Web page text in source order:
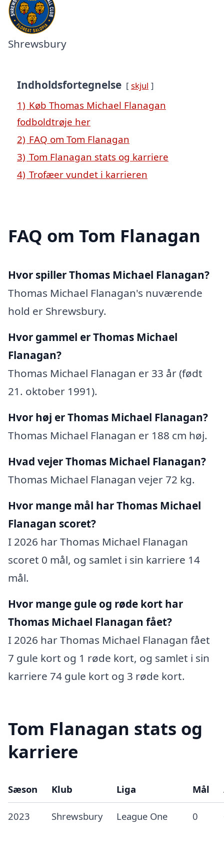
Shrewsbury
Indholdsfortegnelse skjul
1) Køb Thomas Michael Flanagan
fodboldtrøje her
2) FAQ om Tom Flanagan
3) Tom Flanagan stats og karriere
4) Trofæer vundet i karrieren
FAQ om Tom Flanagan
Hvor spiller Thomas Michael Flanagan?
Thomas Michael Flanagan's nuværende
hold er Shrewsbury.
Hvor gammel er Thomas Michael
Flanagan?
Thomas Michael Flanagan er 33 år (født
21. oktober 1991).
Hvor høj er Thomas Michael Flanagan?
Thomas Michael Flanagan er 188 cm høj.
Hvad vejer Thomas Michael Flanagan?
Thomas Michael Flanagan vejer 72 kg.
Hvor mange mål har Thomas Michael
Flanagan scoret?
I 2026 har Thomas Michael Flanagan
scoret 0 mål, og samlet i sin karriere 14
mål.
Hvor mange gule og røde kort har
Thomas Michael Flanagan fået?
I 2026 har Thomas Michael Flanagan fået
7 gule kort og 1 røde kort, og samlet i sin
karriere 74 gule kort og 3 røde kort.
Tom Flanagan stats og
karriere
Sæson Klub Liga Mål
2023 Shrewsbury League One 0